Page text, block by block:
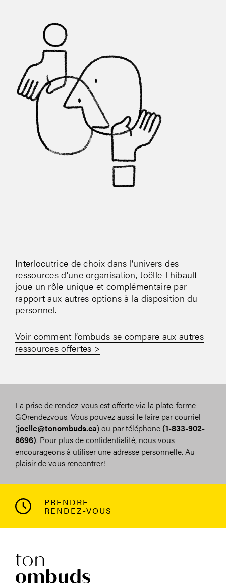
Interlocutrice de choix dans l’univers des
ressources d’une organisation, Joëlle Thibault
joue un rôle unique et complémentaire par
rapport aux autres options à la disposition du
personnel.
Voir comment l’ombuds se compare aux autres
ressources offertes >
La prise de rendez-vous est offerte via la plate-forme
GOrendezvous. Vous pouvez aussi le faire par courriel
(joelle@tonombuds.ca) ou par téléphone (1-833-902-
8696). Pour plus de confidentialité, nous vous
encourageons à utiliser une adresse personnelle. Au
plaisir de vous rencontrer!
PRENDRE
RENDEZ-VOUS